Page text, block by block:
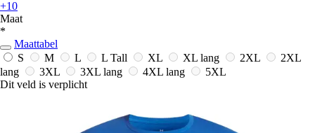
+10
Maat
*
Maattabel
S
M L L Tall XL XL lang 2XL
2XL
lang
3XL 3XL lang 4XL lang
5XL
Dit veld is verplicht